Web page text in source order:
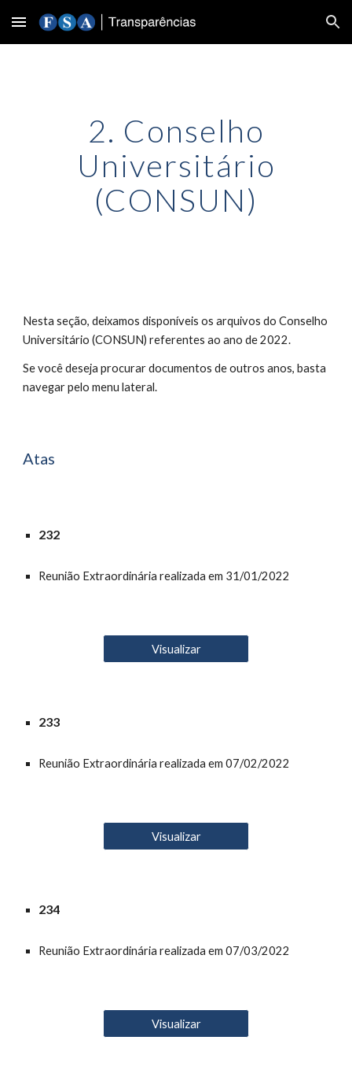
Skip to main content Skip to navigation
2. Conselho
Universitário
(CONSUN)
Nesta seção, deixamos disponíveis os arquivos do Conselho
Universitário (CONSUN) referentes ao ano de 2022.
Se você deseja procurar documentos de outros anos, basta
navegar pelo menu lateral.
Atas
232
Reunião Extraordinária realizada em 31/01/2022
Visualizar
233
Reunião Extraordinária realizada em 07/02/2022
Visualizar
234
Reunião Extraordinária realizada em 07/03/2022
Visualizar